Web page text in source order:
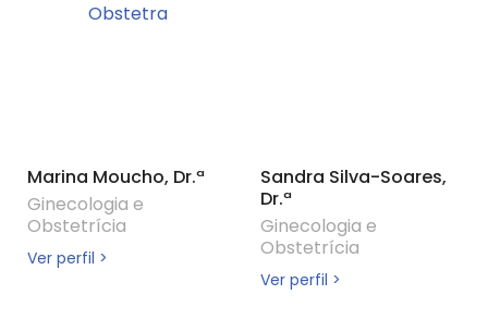
Marina Moucho, Dr.ª
Ginecologia e
Obstetrícia
Ver perfil >
Sandra Silva-Soares,
Dr.ª
Ginecologia e
Obstetrícia
Ver perfil >